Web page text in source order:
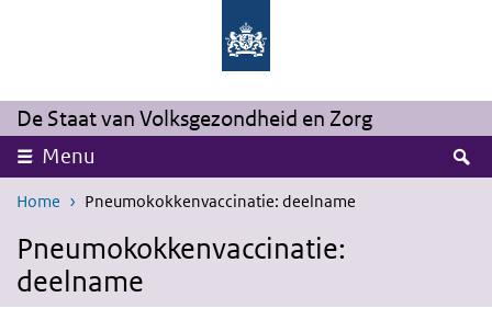
Overslaan en naar de inhoud gaan
De Staat van Volksgezondheid en Zorg
Menu
Home Pneumokokkenvaccinatie: deelname
Pneumokokkenvaccinatie:
deelname